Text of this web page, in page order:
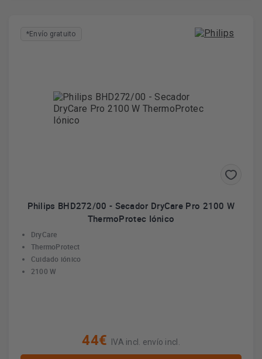
*Envío gratuito
Philips BHD272/00 - Secador DryCare Pro 2100 W
ThermoProtec Iónico
DryCare
ThermoProtect
Cuidado iónico
2100 W
44€ IVA incl. envío incl.